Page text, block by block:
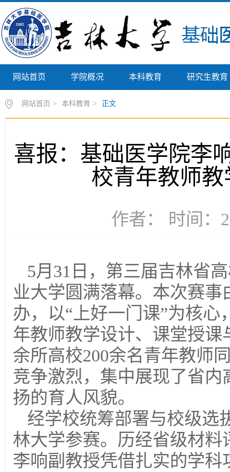
网站首页 学院概况 本科教育 研究生教育
网站首页 > 本科教育 > 正文
喜报：基础医学院李
校青年教师
作者： 时间：
5月31日，第三届吉林省
业大学圆满落幕。本次赛
办，以“上好一门课”为核
年教师教学设计、课堂授
余所高校200余名青年教师
竞争激烈，集中展现了省
扬的育人风貌。
经学校统筹部署与校级选
林大学参赛。历经省级材
李响副教授凭借扎实的学